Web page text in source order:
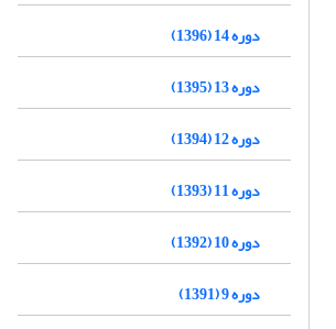
دوره 14 (1396)
دوره 13 (1395)
دوره 12 (1394)
دوره 11 (1393)
دوره 10 (1392)
دوره 9 (1391)